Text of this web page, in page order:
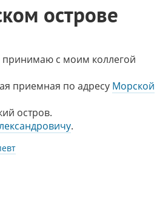
острове
принимаю с моим коллегой
приемная по адресу Морской
остров.
.